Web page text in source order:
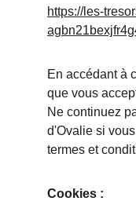
https://les-
En accédant à
que vous
Ne continuez
d'Ovalie si
termes et
Cookies :